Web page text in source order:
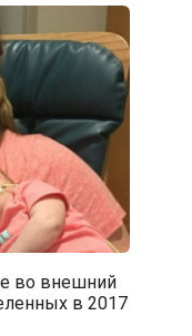
во внешний
в 2017